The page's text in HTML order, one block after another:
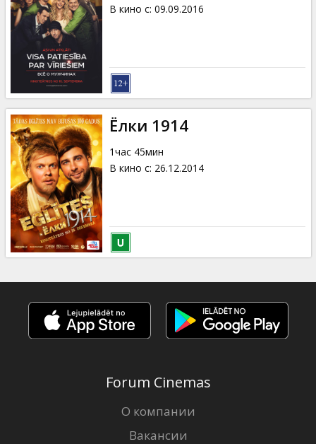
В кино с: 09.09.2016
Ёлки 1914
1час 45мин
В кино с: 26.12.2014
Forum Cinemas
О компании
Вакансии